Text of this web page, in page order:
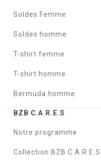
Soldes Femme
Soldes homme
T-shirt femme
T-shirt homme
Bermuda homme
BZB C.A.R.E.S
Notre programme
Collection BZB C.A.R.E.S